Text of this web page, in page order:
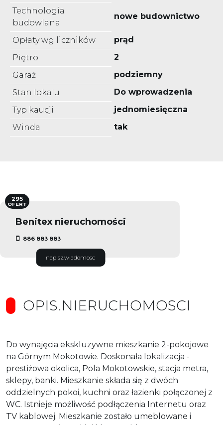
Technologia
budowlana
nowe budownictwo
Opłaty wg liczników
prąd
Piętro
2
Garaż
podziemny
Stan lokalu
Do wprowadzenia
Typ kaucji
jednomiesięczna
Winda
tak
Benitex nieruchomości
886 883 883
napisz.wiadomosc
295
OFERT
OPIS.NIERUCHOMOSCI
Do wynajęcia ekskluzywne mieszkanie 2-pokojowe
na Górnym Mokotowie. Doskonała lokalizacja -
prestiżowa okolica, Pola Mokotowskie, stacja metra,
sklepy, banki. Mieszkanie składa się z dwóch
oddzielnych pokoi, kuchni oraz łazienki połączonej z
WC. Istnieje możliwość podłączenia Internetu oraz
TV kablowej. Mieszkanie zostało umeblowane i